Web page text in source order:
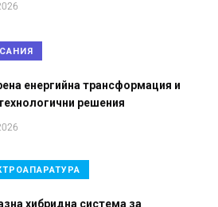
енергийна трансформация и
решения
хибридна система за